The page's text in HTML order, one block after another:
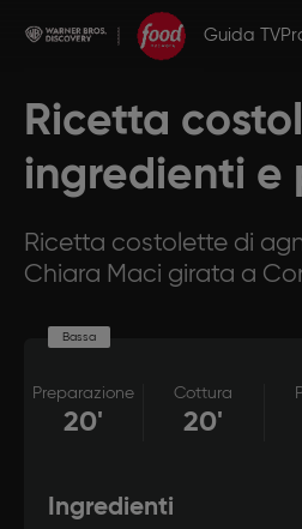
Guida TV
Ricetta
ingredienti e
Ricetta costolette di
Chiara Maci girata a
Bassa
Preparazione
20'
Cottura
20'
Ingredienti